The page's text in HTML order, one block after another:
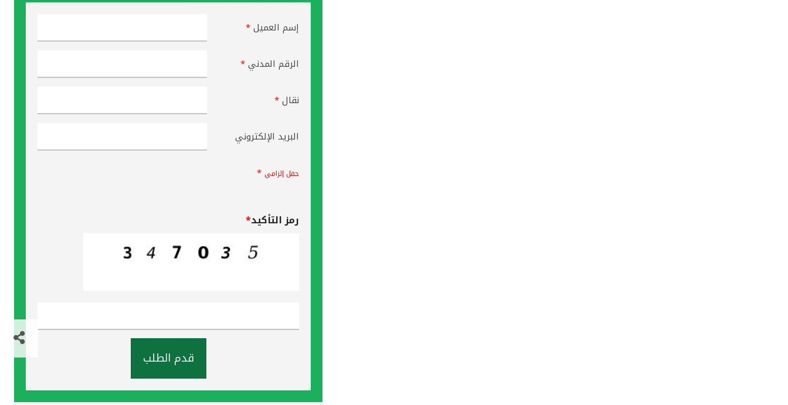
إسم العميل*
الرقم المدني*
نقال*
البريد الإلكتروني
حقل إلزامي *
رمز التأكيد*
قدم الطلب